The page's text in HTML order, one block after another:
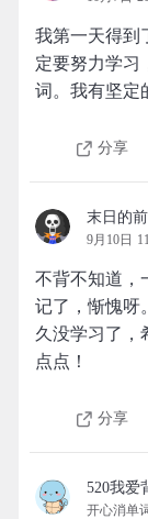
我第一天得到
定要努力学习
词。我有坚定
分享
末日的
9月10日
不背不知道，
记了，惭愧呀
久没学习了，
点点！
分享
520我爱
开心消单